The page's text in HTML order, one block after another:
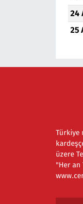
24
25
Türkiye
üzere
"Her an